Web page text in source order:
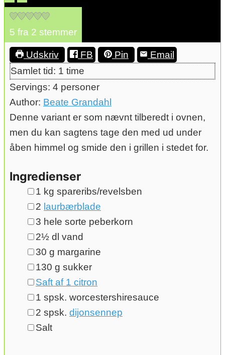
5 fra 2 stemmer
Udskriv FB Pin
Email
Samlet tid: 1 time
time
Servings: 4 personer
Author: Beate Grandahl
Denne variant er som nævnt tilberedt i ovnen,
men du kan sagtens tage den med ud under
åben himmel og smide den i grillen i stedet for.
Ingredienser
▢
1 kg spareribs/revelsben
▢
2 laurbærblade
▢
3 hele sorte peberkorn
▢
2½ dl vand
▢
30 g margarine
▢
130 g sukker
▢
Saft af 1 citron
▢
1 spsk. worcestershiresauce
▢
2 spsk. dijonsennep
▢
Salt